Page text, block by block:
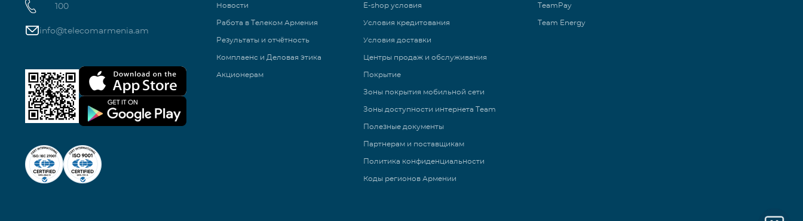
100
info@telecomarmenia.am
Новости
Работа в Телеком Армения
Результаты и отчётность
Комплаенс и Деловая этика
Акционерам
E-shop условия
Условия кредитования
Условия доставки
Центры продаж и обслуживания
Покрытие
Зоны покрытия мобильной сети
Зоны доступности интернета Team
Полезные документы
Партнерам и поставщикам
Политика конфиденциальности
Коды регионов Армении
TeamPay
Team Energy